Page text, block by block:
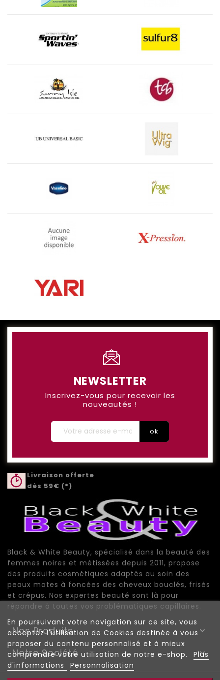
NEWSLETTER
Inscrivez-vous pour recevoir les
nouveautés !
Livraison offerte
dès 59€ (*)
Black & White Beauty, spécialisé dans la beauté des
femmes noires et métissées depuis 2011, propose
des produits cosmétiques adaptés au soin des
peaux mates à foncées des cheveux bouclés, frisés
et crépus. Nos expertes beauté sont là pour
répondre à toutes vos problématiques capillaires.
Nos Produits 
Notre Société 
En poursuivant votre navigation sur ce site, vous
acceptez l'utilisation de Cookies destinée à vous
proposer du contenu personnalisé et à mieux
comprendre votre utilisation de notre e-shop.
Plus
d'informations
Personnalisation